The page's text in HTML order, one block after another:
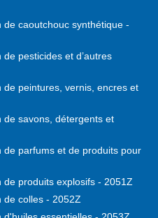
caoutchouc synthétique -
pesticides et d’autres
peintures, vernis, encres et
de savons, détergents et
parfums et de produits pour
produits explosifs - 2051Z
de colles - 2052Z